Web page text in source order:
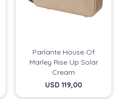
Parlante House Of
Marley Rise Up Solar
Cream
USD 119,00